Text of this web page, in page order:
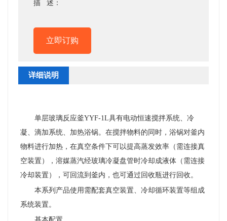
描 述：
立即订购
详细说明
单层玻璃反应釜YYF-1L具有电动恒速搅拌系统、冷
凝、滴加系统、加热浴锅。在搅拌物料的同时，浴锅对釜内
物料进行加热，在真空条件下可以提高蒸发效率（需连接真
空装置），溶媒蒸汽经玻璃冷凝盘管时冷却成液体（需连接
冷却装置），可回流到釜内，也可通过回收瓶进行回收。
本系列产品使用需配套真空装置、冷却循环装置等组成
系统装置。